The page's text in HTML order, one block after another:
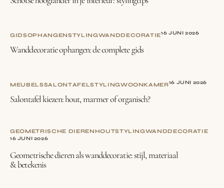
GIDSOPHANGENSTYLINGWANDDECORATIE16 JUNI 2026
Wanddecoratie ophangen: de complete gids
MEUBELSSALONTAFELSTYLINGWOONKAMER16 JUNI 2026
Salontafel kiezen: hout, marmer of organisch?
GEOMETRISCHE DIERENHOUTSTYLINGWANDDECORATIE
16 JUNI 2026
Geometrische dieren als wanddecoratie: stijl, materiaal
& betekenis